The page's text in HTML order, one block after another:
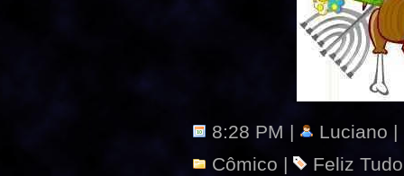
8:28 PM |
Luciano |
Cômico | Feliz Tudo